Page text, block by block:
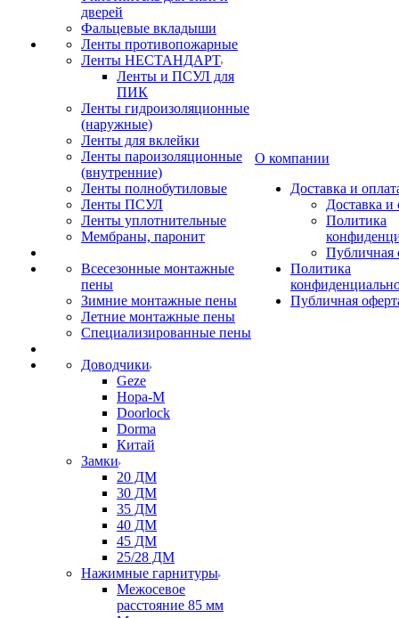
дверей
Фальцевые вкладыши
Ленты противопожарные
Ленты НЕСТАНДАРТ
Ленты и ПСУЛ для
ПИК
Ленты гидроизоляционные
(наружные)
Ленты для вклейки
Ленты пароизоляционные
(внутренние)
Ленты полнобутиловые
Ленты ПСУЛ
Ленты уплотнительные
Мембраны, паронит
Всесезонные монтажные
пены
Зимние монтажные пены
Летние монтажные пены
Специализированные пены
Доводчики
Geze
Нора-М
Doorlock
Dorma
Китай
Замки
20 ДМ
30 ДМ
35 ДМ
40 ДМ
45 ДМ
25/28 ДМ
Нажимные гарнитуры
Межосевое
расстояние 85 мм
О компании
Доставка и
Доставка и
Политика
Публичная
Политика
Публичная